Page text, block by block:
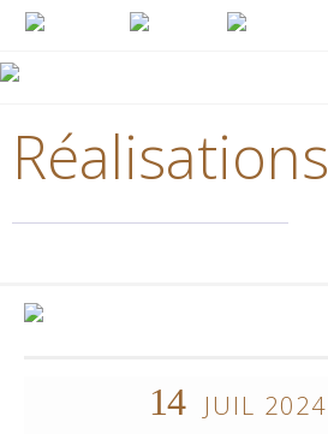
Réalisations
14 JUIL 2024